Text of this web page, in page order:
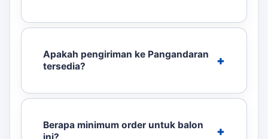
Apakah pengiriman ke Pangandaran
tersedia?
Berapa minimum order untuk balon